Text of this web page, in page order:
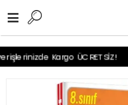
Kargo ÜCRETSİZ!